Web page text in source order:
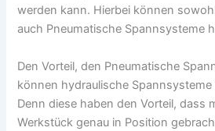
werden kann. Hierbei können
auch Pneumatische Spannsysteme
Den Vorteil, den Pneumatische
können hydraulische
Denn diese haben den Vorteil, dass
Werkstück genau in Position